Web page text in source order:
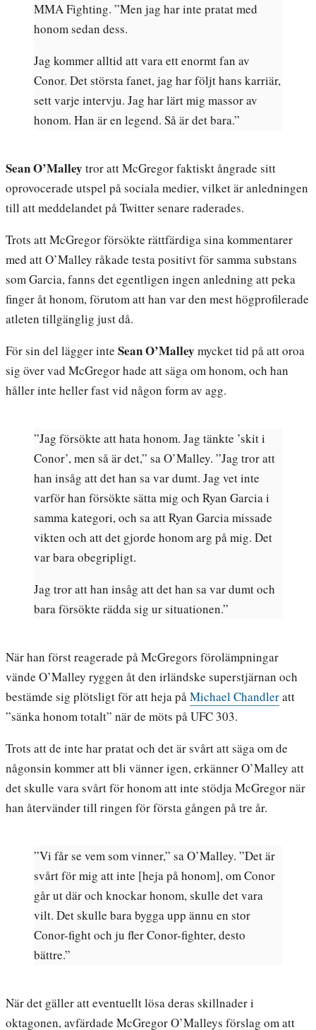
MMA Fighting. ”Men jag har inte pratat med
honom sedan dess.
Jag kommer alltid att vara ett enormt fan av
Conor. Det största fanet, jag har följt hans karriär,
sett varje intervju. Jag har lärt mig massor av
honom. Han är en legend. Så är det bara.”
Sean O’Malley tror att McGregor faktiskt ångrade sitt
oprovocerade utspel på sociala medier, vilket är anledningen
till att meddelandet på Twitter senare raderades.
Trots att McGregor försökte rättfärdiga sina kommentarer
med att O’Malley råkade testa positivt för samma substans
som Garcia, fanns det egentligen ingen anledning att peka
finger åt honom, förutom att han var den mest högprofilerade
atleten tillgänglig just då.
För sin del lägger inte Sean O’Malley mycket tid på att oroa
sig över vad McGregor hade att säga om honom, och han
håller inte heller fast vid någon form av agg.
”Jag försökte att hata honom. Jag tänkte ’skit i
Conor’, men så är det,” sa O’Malley. ”Jag tror att
han insåg att det han sa var dumt. Jag vet inte
varför han försökte sätta mig och Ryan Garcia i
samma kategori, och sa att Ryan Garcia missade
vikten och att det gjorde honom arg på mig. Det
var bara obegripligt.
Jag tror att han insåg att det han sa var dumt och
bara försökte rädda sig ur situationen.”
När han först reagerade på McGregors förolämpningar
vände O’Malley ryggen åt den irländske superstjärnan och
bestämde sig plötsligt för att heja påMichael Chandleratt
”sänka honom totalt” när de möts på UFC 303.
Trots att de inte har pratat och det är svårt att säga om de
någonsin kommer att bli vänner igen, erkänner O’Malley att
det skulle vara svårt för honom att inte stödja McGregor när
han återvänder till ringen för första gången på tre år.
”Vi får se vem som vinner,” sa O’Malley. ”Det är
svårt för mig att inte [heja på honom], om Conor
går ut där och knockar honom, skulle det vara
vilt. Det skulle bara bygga upp ännu en stor
Conor-fight och ju fler Conor-fighter, desto
bättre.”
När det gäller att eventuellt lösa deras skillnader i
oktagonen, avfärdade McGregor O’Malleys förslag om att